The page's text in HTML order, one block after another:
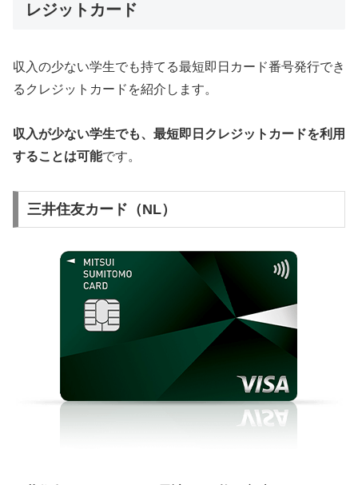
レジットカード
収入の少ない学生でも持てる最短即日カード番号発行でき
るクレジットカードを紹介します。
収入が少ない学生でも、最短即日クレジットカードを利用
することは可能です。
三井住友カード（NL）